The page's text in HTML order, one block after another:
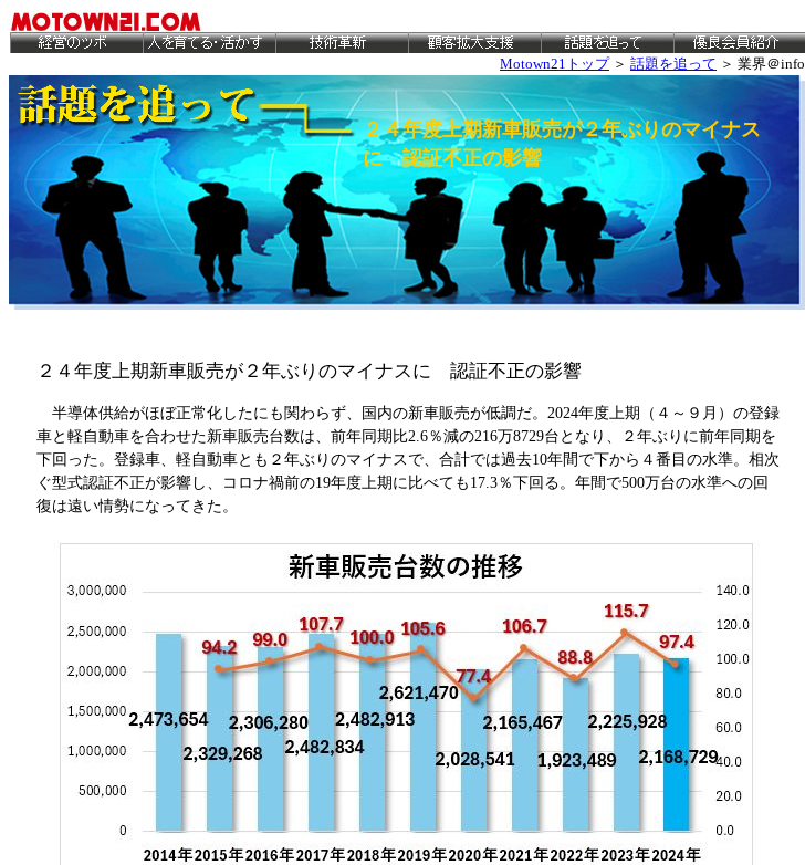
Motown21トップ＞ 話題を追って ＞ 業界＠info
２４年度上期新車販売が２年ぶりのマイナス
に 認証不正の影響
２４年度上期新車販売が２年ぶりのマイナスに 認証不正の影響
半導体供給がほぼ正常化したにも関わらず、国内の新車販売が低調だ。2024年度上期（４～９月）の登録
車と軽自動車を合わせた新車販売台数は、前年同期比2.6％減の216万8729台となり、２年ぶりに前年同期を
下回った。登録車、軽自動車とも２年ぶりのマイナスで、合計では過去10年間で下から４番目の水準。相次
ぐ型式認証不正が影響し、コロナ禍前の19年度上期に比べても17.3％下回る。年間で500万台の水準への回
復は遠い情勢になってきた。